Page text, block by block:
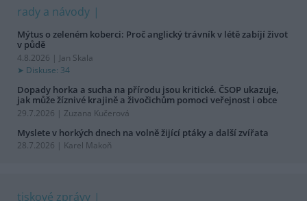
rady a návody
Mýtus o zeleném koberci: Proč anglický trávník v létě zabíjí život
v půdě
4.8.2026 | Jan Skala
Diskuse: 34
Dopady horka a sucha na přírodu jsou kritické. ČSOP ukazuje,
jak může žíznivé krajině a živočichům pomoci veřejnost i obce
29.7.2026 | Zuzana Kučerová
Myslete v horkých dnech na volně žijící ptáky a další zvířata
28.7.2026 | Karel Makoň
tiskové zprávy